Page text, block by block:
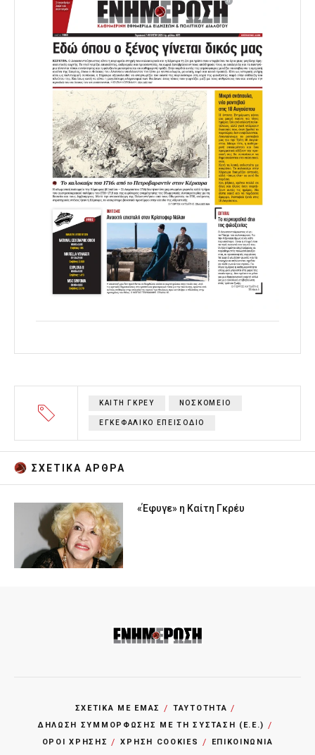
ΚΑΙΤΗ ΓΚΡΕΥ ΝΟΣΚΟΜΕΙΟ
ΕΓΚΕΦΑΛΙΚΟ ΕΠΕΙΣΟΔΙΟ
ΣΧΕΤΙΚA AΡΘΡΑ
«Έφυγε» η Καίτη Γκρέυ
ΣΧΕΤΙΚΑ ΜΕ ΕΜΑΣ
ΤΑΥΤΟΤΗΤΑ
ΔΗΛΩΣΗ ΣΥΜΜΟΡΦΩΣΗΣ ΜΕ ΤΗ ΣΥΣΤΑΣΗ (Ε.Ε.)
ΌΡΟΙ ΧΡΗΣΗΣ
ΧΡΗΣΗ COOKIES ΕΠΙΚΟΙΝΩΝΙΑ